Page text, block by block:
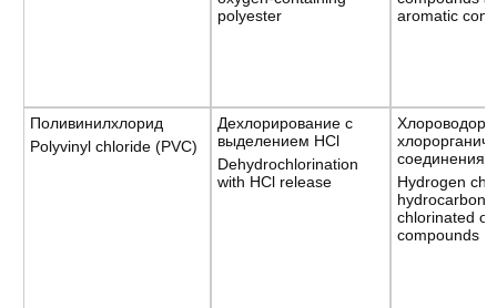
polyester
aromatic
Поливинилхлорид
Polyvinyl chloride (PVC)
Дехлорирование с
выделением HCl
Dehydrochlorination
with HCl release
соединения
Hydrogen
chlorinated
compounds